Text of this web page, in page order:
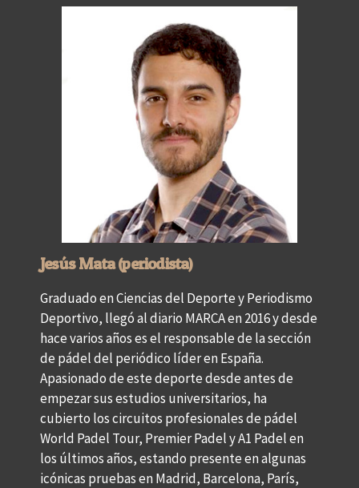
Jesús Mata (periodista)
Graduado en Ciencias del Deporte y Periodismo
Deportivo, llegó al diario MARCA en 2016 y desde
hace varios años es el responsable de la sección
de pádel del periódico líder en España.
Apasionado de este deporte desde antes de
empezar sus estudios universitarios, ha
cubierto los circuitos profesionales de pádel
World Padel Tour, Premier Padel y A1 Padel en
los últimos años, estando presente en algunas
icónicas pruebas en Madrid, Barcelona, París,